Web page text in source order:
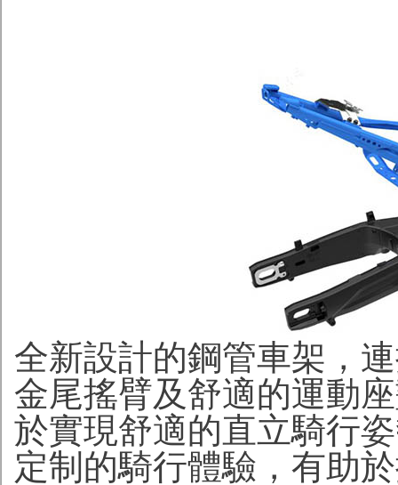
全新設計的鋼管車架，
金尾搖臂及舒適的運動
於實現舒適的直立騎行
定制的騎行體驗，有助